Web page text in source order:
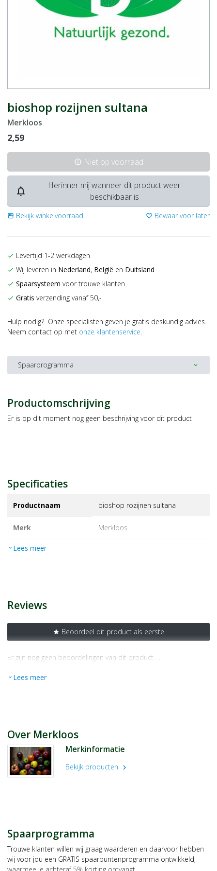
bioshop rozijnen sultana
Merkloos
2,59
info Niet op voorraad
notifications_none
Herinner mij wanneer dit product weer
beschikbaar is
storefront Bekijk winkelvoorraad favorite_border Bewaar voor later
check Levertijd 1-2 werkdagen
check Wij leveren in Nederland, België en Duitsland
check Spaarsysteem voor trouwe klanten
check Gratis verzending vanaf 50,-
Hulp nodig? Onze specialisten geven je gratis deskundig advies.
Neem contact op met onze klantenservice.
Spaarprogramma expand_more
Productomschrijving
Er is op dit moment nog geen beschrijving voor dit product
Specificaties
Productnaam bioshop rozijnen sultana
Merk merkloos
EAN
expand_more Lees meer
Reviews
star Beoordeel dit product als eerste
Er zijn nog geen beoordelingen van dit product …
expand_more Lees meer
Over Merkloos
Merkinformatie
Bekijk producten chevron_right
Spaarprogramma
Trouwe klanten willen wij graag waarderen en daarvoor hebben
wij voor jou een GRATIS spaarpuntenprogramma ontwikkeld,